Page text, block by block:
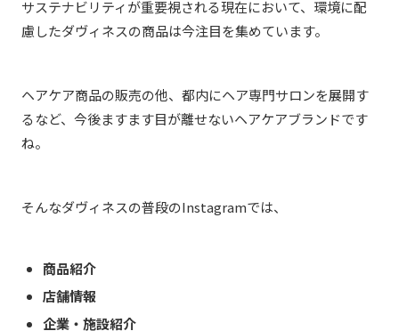
サステナビリティが重要視される現在において、環境に配
慮したダヴィネスの商品は今注目を集めています。
ヘアケア商品の販売の他、都内にヘア専門サロンを展開す
るなど、今後ますます目が離せないヘアケアブランドです
ね。
そんなダヴィネスの普段のInstagramでは、
商品紹介
店舗情報
企業・施設紹介